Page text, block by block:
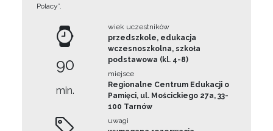
Polacy”.
90
min.
wiek uczestników
przedszkole, edukacja
wczesnoszkolna, szkoła
podstawowa (kl. 4-8)
miejsce
Regionalne Centrum Edukacji o
Pamięci, ul. Mościckiego 27a, 33-
100 Tarnów
uwagi